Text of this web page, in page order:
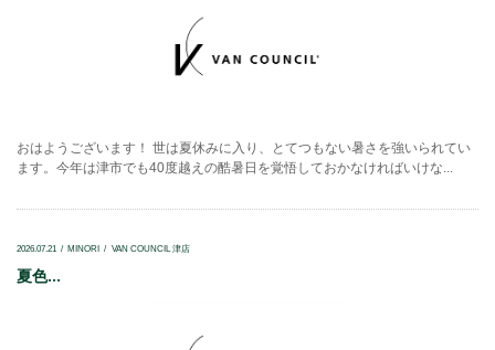
おはようございます！ 世は夏休みに入り、とてつもない暑さを強いられてい
ます。今年は津市でも40度越えの酷暑日を覚悟しておかなければいけな...
2026.07.21 MINORI VAN COUNCIL 津店
夏色...